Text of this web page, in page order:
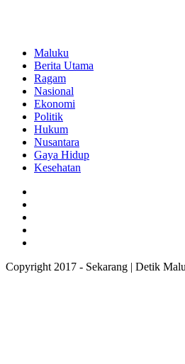
Maluku
Berita Utama
Ragam
Nasional
Ekonomi
Politik
Hukum
Nusantara
Gaya Hidup
Kesehatan
Copyright 2017 - Sekarang | Detik